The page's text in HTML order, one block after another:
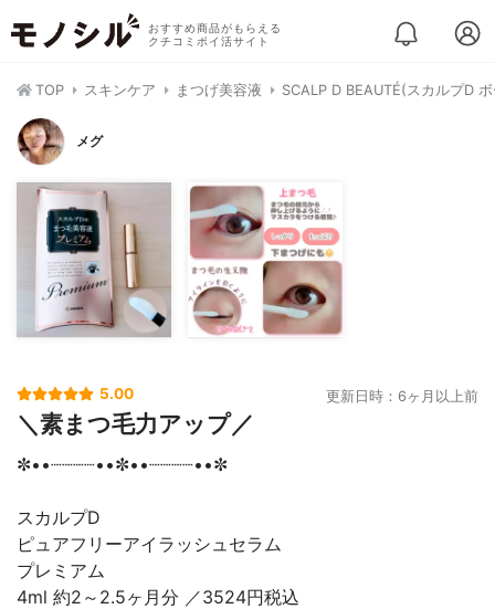
おすすめ商品がもらえる
クチコミポイ活サイト
TOP スキンケア まつげ美容液 SCALP D BEAUTÉ(スカルプD
メグ
5.00 更新日時：6ヶ月以上前
＼素まつ毛力アップ／
✼••┈┈┈┈••✼••┈┈┈┈••✼
スカルプD
ピュアフリーアイラッシュセラム
プレミアム
4ml 約2～2.5ヶ月分 ／3524円税込